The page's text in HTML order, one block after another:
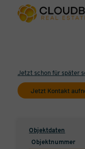
Jetzt schon für später
Jetzt Kontakt
Objektdaten
Objektnummer